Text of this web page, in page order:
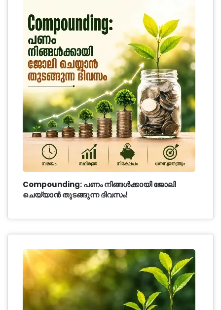
Compounding: പണം നിങ്ങൾക്കായി ജോലി
ചെയ്യാൻ തുടങ്ങുന്ന ദിവസം!